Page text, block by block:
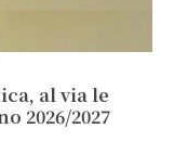
al via le
2026/2027